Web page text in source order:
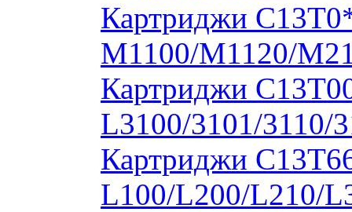
Картриджи
M1100/M1120/
Картриджи
L3100/3101/3110/
Картриджи
L100/L200/L210/